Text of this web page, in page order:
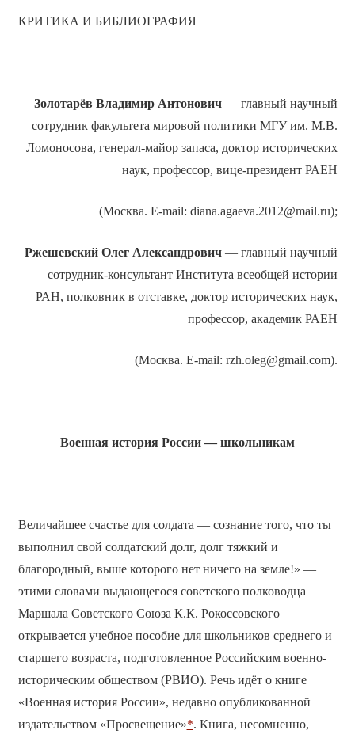
КРИТИКА И БИБЛИОГРАФИЯ
Золотарёв Владимир Антонович— главный научный
сотрудник факультета мировой политики МГУ им. М.В.
Ломоносова, генерал-майор запаса, доктор исторических
наук, профессор, вице-президент РАЕН
(Москва. E-mail: diana.agaeva.2012@mail.ru);
РжешевскийОлег Александрович— главный научный
сотрудник-консультант Института всеобщей истории
РАН, полковник в отставке, доктор исторических наук,
профессор, академик РАЕН
(Москва. E-mail: rzh.oleg@gmail.com).
Военная история России — школьникам
Величайшее счастье для солдата — сознание того, что ты
выполнил свой солдатский долг, долг тяжкий и
благородный, выше которого нет ничего на земле!» —
этими словами выдающегося советского полководца
Маршала Советского Союза К.К. Рокоссовского
открывается учебное пособие для школьников среднего и
старшего возраста, подготовленное Российским военно­
историческим обществом (РВИО). Речь идёт о книге
«Военная история России», недавно опубликованной
издательством «Просвещение»*. Книга, несомненно,